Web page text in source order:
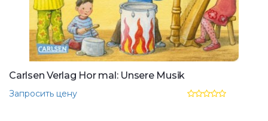
Carlsen Verlag Hor mal: Unsere Musik
Запросить цену